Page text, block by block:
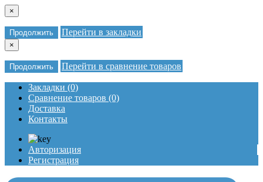
×
Продолжить Перейти в закладки
×
Продолжить Перейти в сравнение товаров
Закладки (0)
Сравнение товаров (0)
Доставка
Контакты
Авторизация
Регистрация